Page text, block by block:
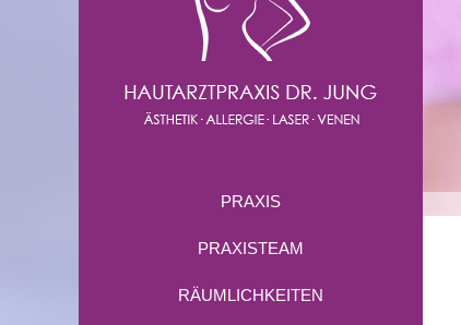
PRAXIS
PRAXISTEAM
RÄUMLICHKEITEN